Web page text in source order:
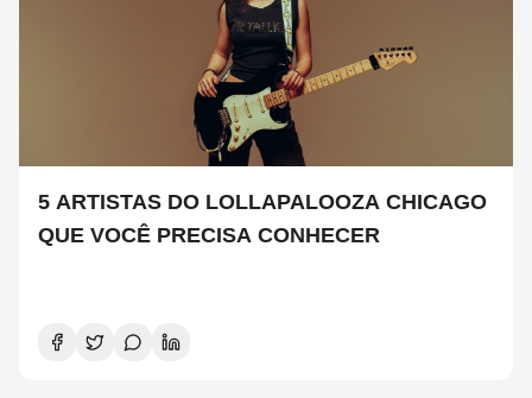
5 ARTISTAS DO LOLLAPALOOZA CHICAGO
QUE VOCÊ PRECISA CONHECER